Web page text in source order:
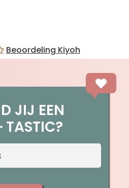
Beoordeling Kiyoh
JIJ EEN
TASTIC?